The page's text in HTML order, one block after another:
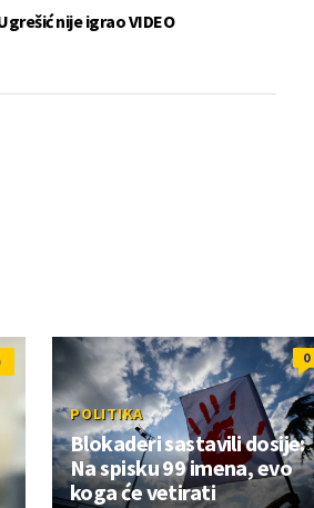
nije igrao VIDEO
0
POLITIKA
Blokaderi sastavili dosije:
Na spisku 99 imena, evo
koga će vetirati